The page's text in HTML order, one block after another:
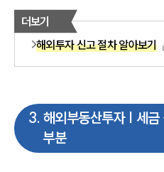
더보기
해외투자 신고 절차 알아보기
3. 해외부동산투자 | 세
부분